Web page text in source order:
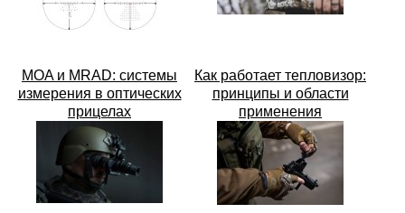
MOA и MRAD: системы
измерения в оптических
прицелах
Как работает тепловизор:
принципы и области
применения